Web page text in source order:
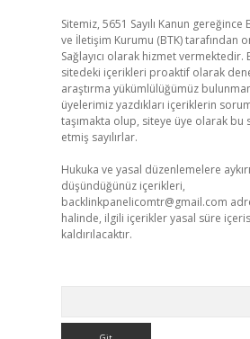
Sitemiz, 5651 Sayılı Kanun
ve İletişim Kurumu (BTK) tarafından
Sağlayıcı olarak hizmet vermektedir.
sitedeki içerikleri proaktif olarak
araştırma yükümlülüğümüz
üyelerimiz yazdıkları içeriklerin
taşımakta olup, siteye üye olarak bu
etmiş sayılırlar.
Hukuka ve yasal düzenlemelere
düşündüğünüz içerikleri,
backlinkpanelicomtr@gmail.com
halinde, ilgili içerikler yasal süre
kaldırılacaktır.